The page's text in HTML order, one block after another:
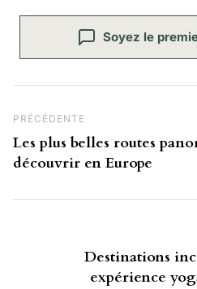
Soyez le
Post Précédent
PRÉCÉDENTE
Les plus belles routes
découvrir en Europe
Destinations
expérience